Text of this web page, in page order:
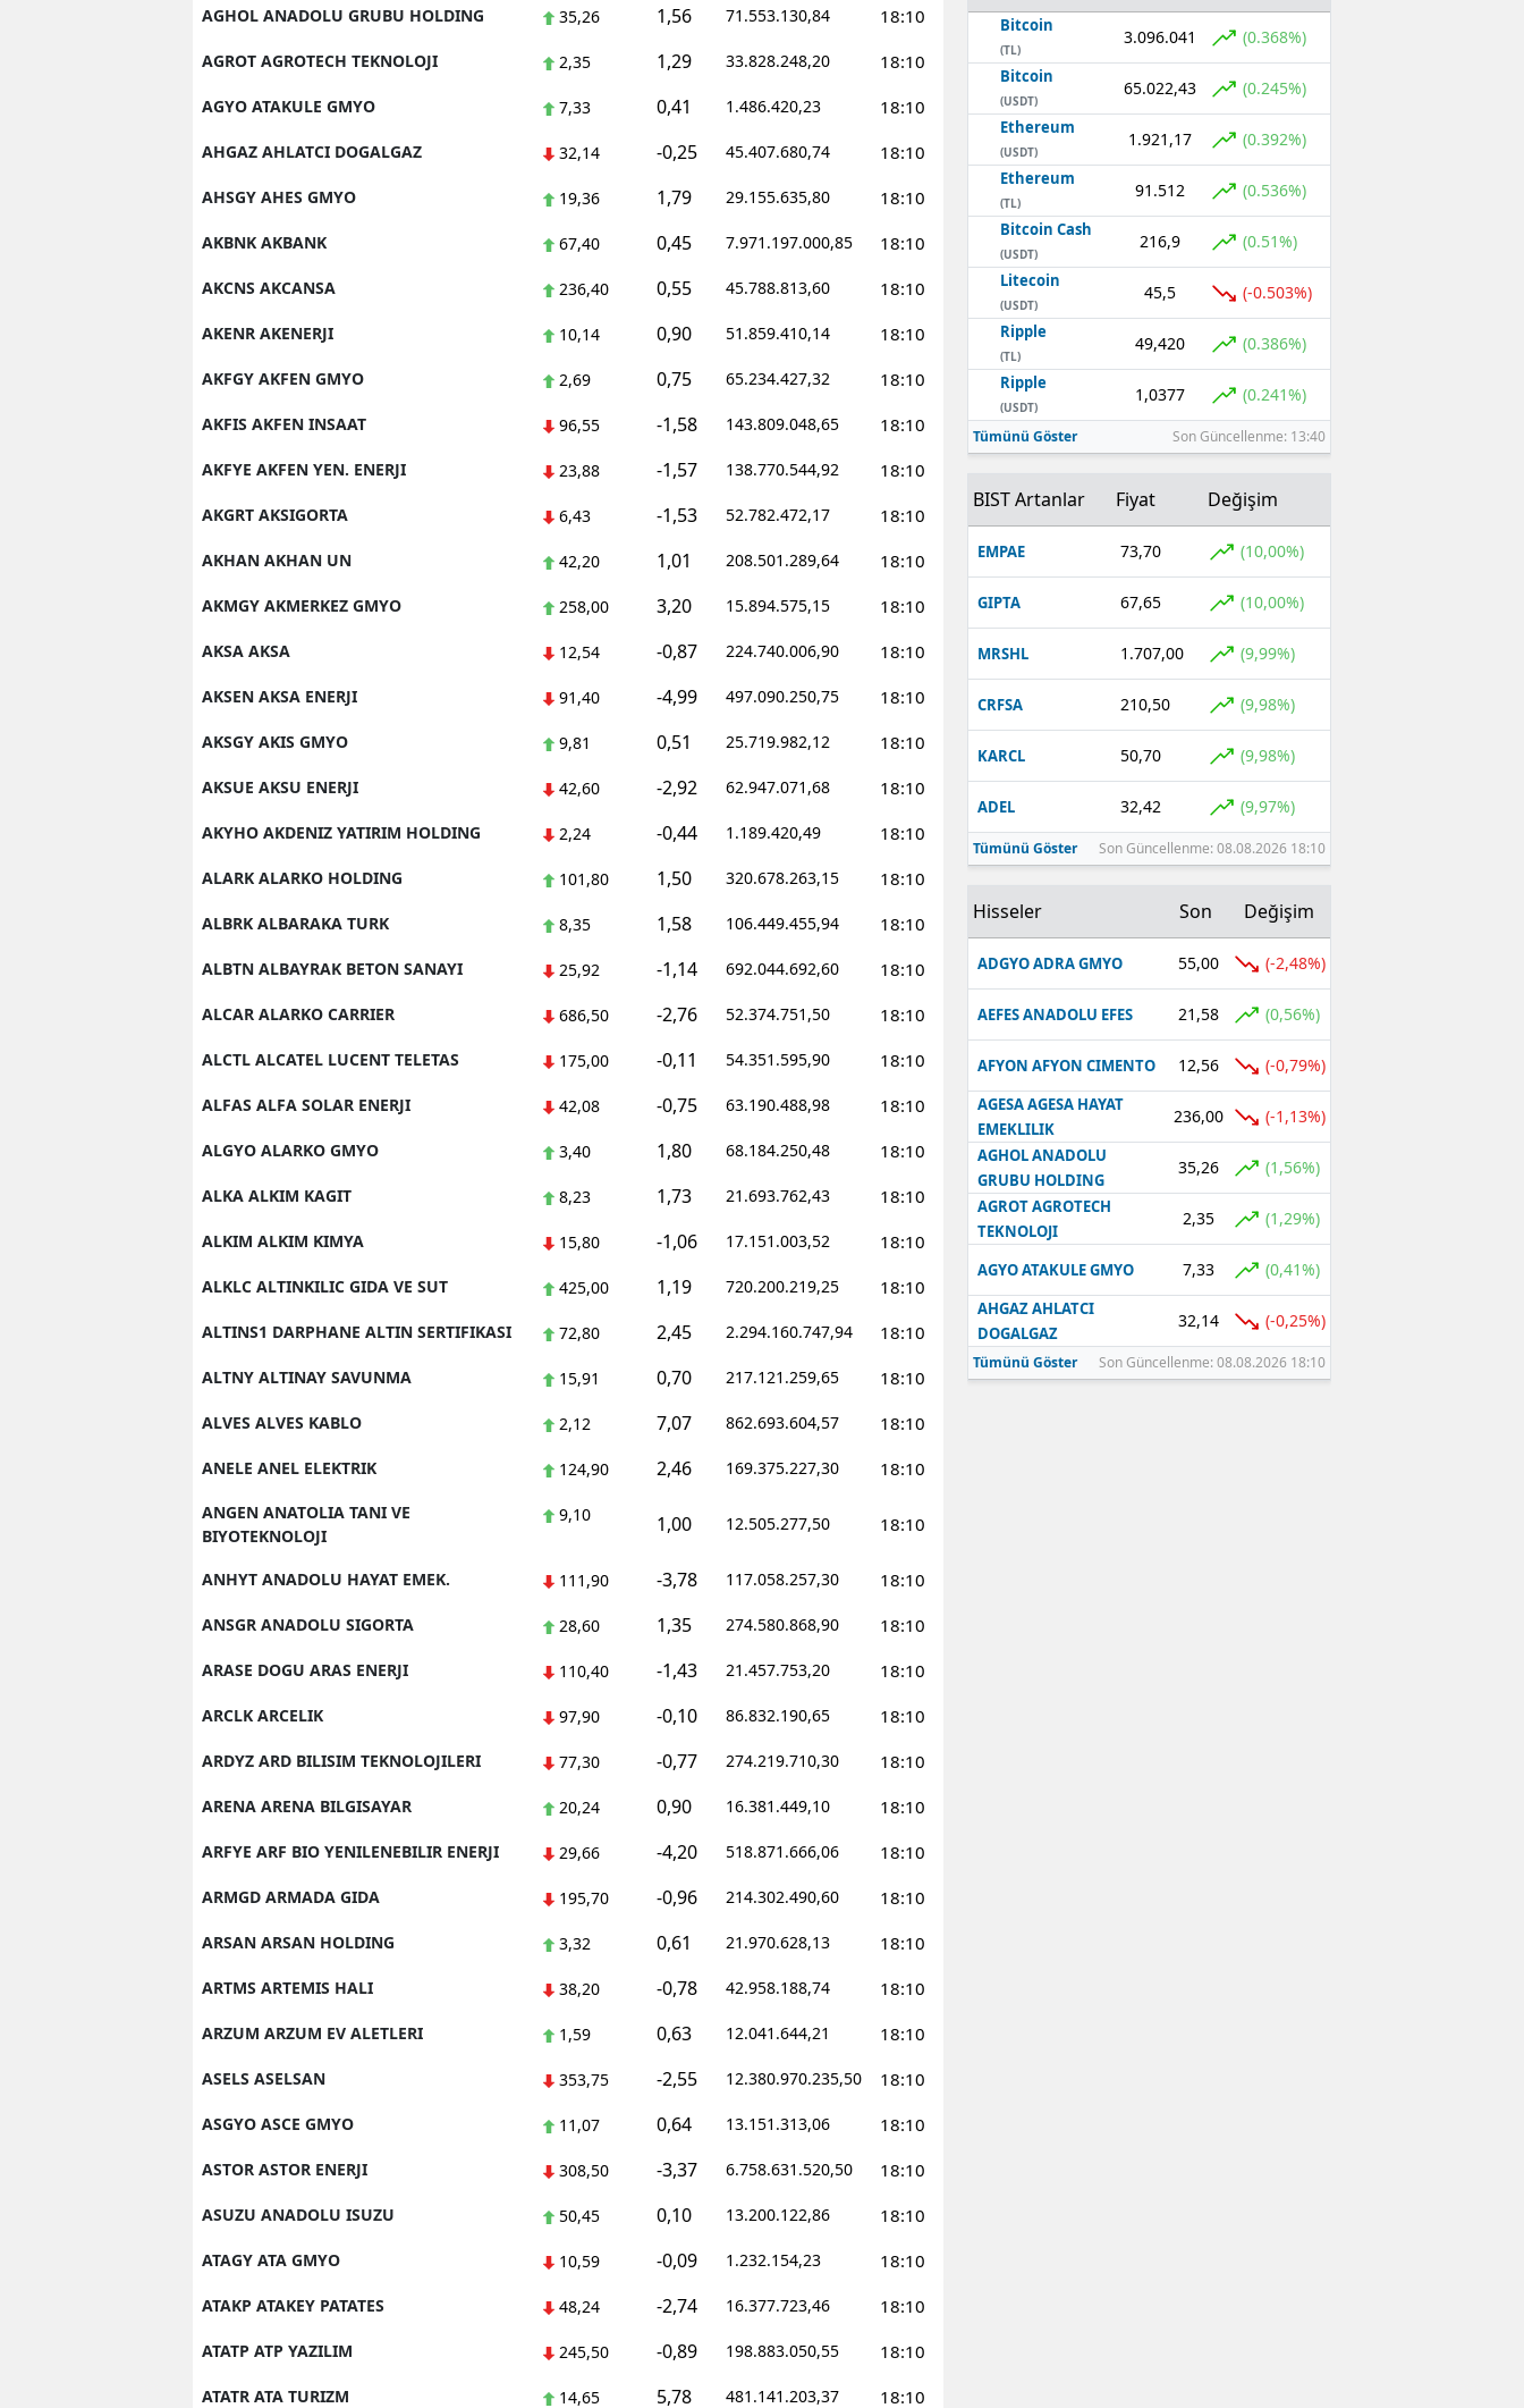
Muğla
Muş
Nevşehir
Niğde
Ordu
Rize
Sakarya
Samsun
Siirt
Sinop
Sivas
Tekirdağ
Tokat
Trabzon
Tunceli
Şanlıurfa
Uşak
Van
Yozgat
Zonguldak
Aksaray
Bayburt
Karaman
Kırıkkale
Batman
Şırnak
Bartın
Ardahan
Iğdır
Yalova
Karabük
Kilis
Osmaniye
Düzce
AGHOL ANADOLU GRUBU HOLDING 35,26 1,56 71.553.130,84 18:10
AGROT AGROTECH TEKNOLOJI 2,35 1,29 33.828.248,20 18:10
AGYO ATAKULE GMYO 7,33 0,41 1.486.420,23 18:10
AHGAZ AHLATCI DOGALGAZ 32,14 -0,25 45.407.680,74 18:10
AHSGY AHES GMYO 19,36 1,79 29.155.635,80 18:10
AKBNK AKBANK 67,40 0,45 7.971.197.000,85 18:10
AKCNS AKCANSA 236,40 0,55 45.788.813,60 18:10
AKENR AKENERJI 10,14 0,90 51.859.410,14 18:10
AKFGY AKFEN GMYO 2,69 0,75 65.234.427,32 18:10
AKFIS AKFEN INSAAT 96,55 -1,58 143.809.048,65 18:10
AKFYE AKFEN YEN. ENERJI 23,88 -1,57 138.770.544,92 18:10
AKGRT AKSIGORTA 6,43 -1,53 52.782.472,17 18:10
AKHAN AKHAN UN 42,20 1,01 208.501.289,64 18:10
AKMGY AKMERKEZ GMYO 258,00 3,20 15.894.575,15 18:10
AKSA AKSA 12,54 -0,87 224.740.006,90 18:10
AKSEN AKSA ENERJI 91,40 -4,99 497.090.250,75 18:10
AKSGY AKIS GMYO 9,81 0,51 25.719.982,12 18:10
AKSUE AKSU ENERJI 42,60 -2,92 62.947.071,68 18:10
AKYHO AKDENIZ YATIRIM HOLDING 2,24 -0,44 1.189.420,49 18:10
ALARK ALARKO HOLDING 101,80 1,50 320.678.263,15 18:10
ALBRK ALBARAKA TURK 8,35 1,58 106.449.455,94 18:10
ALBTN ALBAYRAK BETON SANAYI 25,92 -1,14 692.044.692,60 18:10
ALCAR ALARKO CARRIER 686,50 -2,76 52.374.751,50 18:10
ALCTL ALCATEL LUCENT TELETAS 175,00 -0,11 54.351.595,90 18:10
ALFAS ALFA SOLAR ENERJI 42,08 -0,75 63.190.488,98 18:10
ALGYO ALARKO GMYO 3,40 1,80 68.184.250,48 18:10
ALKA ALKIM KAGIT 8,23 1,73 21.693.762,43 18:10
ALKIM ALKIM KIMYA 15,80 -1,06 17.151.003,52 18:10
ALKLC ALTINKILIC GIDA VE SUT 425,00 1,19 720.200.219,25 18:10
ALTINS1 DARPHANE ALTIN SERTIFIKASI 72,80 2,45 2.294.160.747,94 18:10
ALTNY ALTINAY SAVUNMA 15,91 0,70 217.121.259,65 18:10
ALVES ALVES KABLO 2,12 7,07 862.693.604,57 18:10
ANELE ANEL ELEKTRIK 124,90 2,46 169.375.227,30 18:10
ANGEN ANATOLIA TANI VE
BIYOTEKNOLOJI
9,10 1,00 12.505.277,50 18:10
ANHYT ANADOLU HAYAT EMEK. 111,90 -3,78 117.058.257,30 18:10
ANSGR ANADOLU SIGORTA 28,60 1,35 274.580.868,90 18:10
ARASE DOGU ARAS ENERJI 110,40 -1,43 21.457.753,20 18:10
ARCLK ARCELIK 97,90 -0,10 86.832.190,65 18:10
ARDYZ ARD BILISIM TEKNOLOJILERI 77,30 -0,77 274.219.710,30 18:10
ARENA ARENA BILGISAYAR 20,24 0,90 16.381.449,10 18:10
ARFYE ARF BIO YENILENEBILIR ENERJI 29,66 -4,20 518.871.666,06 18:10
ARMGD ARMADA GIDA 195,70 -0,96 214.302.490,60 18:10
ARSAN ARSAN HOLDING 3,32 0,61 21.970.628,13 18:10
ARTMS ARTEMIS HALI 38,20 -0,78 42.958.188,74 18:10
ARZUM ARZUM EV ALETLERI 1,59 0,63 12.041.644,21 18:10
ASELS ASELSAN 353,75 -2,55 12.380.970.235,50 18:10
ASGYO ASCE GMYO 11,07 0,64 13.151.313,06 18:10
ASTOR ASTOR ENERJI 308,50 -3,37 6.758.631.520,50 18:10
ASUZU ANADOLU ISUZU 50,45 0,10 13.200.122,86 18:10
ATAGY ATA GMYO 10,59 -0,09 1.232.154,23 18:10
ATAKP ATAKEY PATATES 48,24 -2,74 16.377.723,46 18:10
ATATP ATP YAZILIM 245,50 -0,89 198.883.050,55 18:10
ATATR ATA TURIZM 14,65 5,78 481.141.203,37 18:10
Bitcoin
(TL)
3.096.041 (0.368%)
Bitcoin
(USDT)
65.022,43 (0.245%)
Ethereum
(USDT)
1.921,17 (0.392%)
Ethereum
(TL)
91.512 (0.536%)
Bitcoin Cash
(USDT)
216,9 (0.51%)
Litecoin
(USDT)
45,5 (-0.503%)
Ripple
(TL)
49,420 (0.386%)
Ripple
(USDT)
1,0377 (0.241%)
Tümünü Göster Son Güncellenme: 13:40
BIST Artanlar Fiyat Değişim
EMPAE 73,70 (10,00%)
GIPTA 67,65 (10,00%)
MRSHL 1.707,00 (9,99%)
CRFSA 210,50 (9,98%)
KARCL 50,70 (9,98%)
ADEL 32,42 (9,97%)
Tümünü Göster Son Güncellenme: 08.08.2026 18:10
Hisseler Son Değişim
ADGYO ADRA GMYO 55,00 (-2,48%)
AEFES ANADOLU EFES 21,58 (0,56%)
AFYON AFYON CIMENTO 12,56 (-0,79%)
AGESA AGESA HAYAT
EMEKLILIK
236,00 (-1,13%)
AGHOL ANADOLU
GRUBU HOLDING
35,26 (1,56%)
AGROT AGROTECH
TEKNOLOJI
2,35 (1,29%)
AGYO ATAKULE GMYO 7,33 (0,41%)
AHGAZ AHLATCI
DOGALGAZ
32,14 (-0,25%)
Tümünü Göster Son Güncellenme: 08.08.2026 18:10